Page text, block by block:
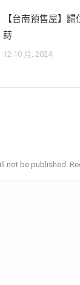
【台南預售屋】
蒔
12 10 月, 2024
not be published.